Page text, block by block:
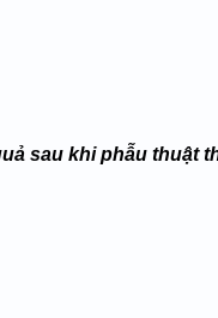
sau khi phẫu thuật